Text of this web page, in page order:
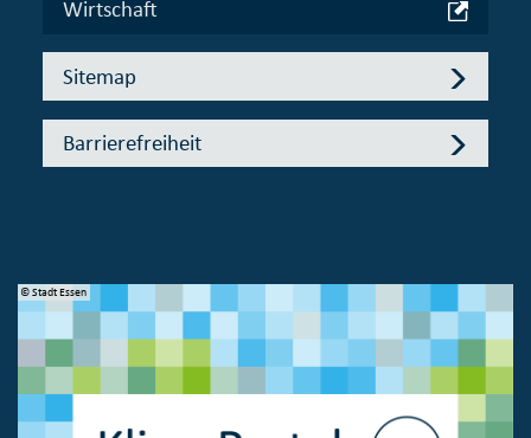
Wirtschaft
Sitemap
Barrierefreiheit
© Stadt Essen